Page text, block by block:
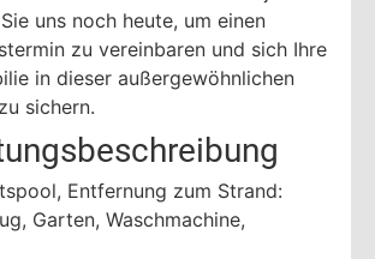
uns noch heute, um einen
zu vereinbaren und sich Ihre
in dieser außergewöhnlichen
sichern.
Entfernung zum Strand:
Garten, Waschmachine,